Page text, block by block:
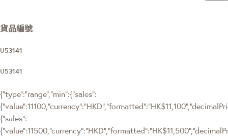
貨品編號
U53141
U53141
{"type":"range","min":{"sales":
{"sales":